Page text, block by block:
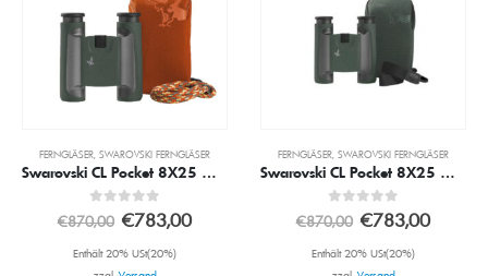
FERNGLÄSER SWAROVSKI FERNGLÄSER
Swarovski CL Pocket 8X25 Grün inkl. Mo Mountain Zubehörpaket
0 out of 5
€870,00 €783,00
Enthält 20% USt(20%)
FERNGLÄSER SWAROVSKI FERNGLÄSER
Swarovski CL Pocket 8X25 Grün inkl. WN Wild Nature Zubehörpaket
0 out of 5
€870,00 €783,00
Enthält 20% USt(20%)